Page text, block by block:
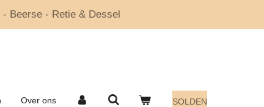
Beerse - Retie & Dessel
Over ons SOLDEN